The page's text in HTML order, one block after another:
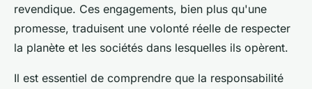
revendique. Ces engagements, bien plus qu'une
promesse, traduisent une volonté réelle de respecter
la planète et les sociétés dans lesquelles ils opèrent.
Il est essentiel de comprendre que la responsabilité